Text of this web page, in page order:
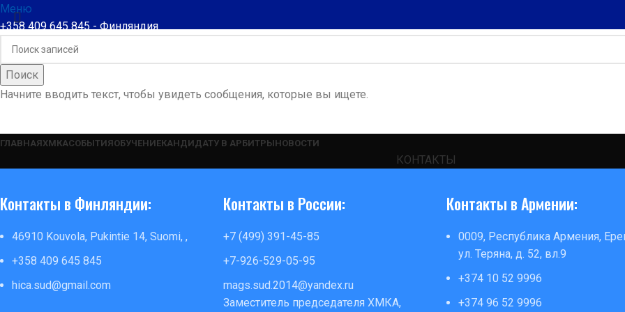
Меню
+358 409 645 845 - Финляндия
+7499 391 45 85 - Россия
+374 10 52 9996 - Армения
Поиск
ГЛАВНАЯХМКАСОБЫТИЯОБУЧЕНИЕКАНДИДАТУ В АРБИТРЫНОВОСТИ
КОНТАКТЫ
Контакты в Финляндии:
46910 Kouvola, Pukintie 14, Suomi, ,
+358 409 645 845
hica.sud@gmail.com
Контакты в России:
+7 (499) 391-45-85
+7-926-529-05-95
mags.sud.2014@yandex.ru
Заместитель председателя ХМКА,
Контакты в Армении:
0009, Республика Армения,
ул. Теряна, д. 52, вл.9
+374 10 52 9996
+374 96 52 9996
Поиск
Начните вводить текст, чтобы увидеть сообщения, которые вы ищете.